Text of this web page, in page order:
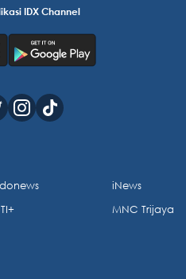
IDX Channel
iNews
MNC Trijaya